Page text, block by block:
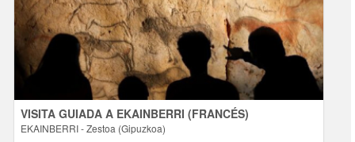
VISITA GUIADA A EKAINBERRI (FRANCÉS)
EKAINBERRI- Zestoa (Gipuzkoa)
EKAINBERRI
- Zestoa (Gipuzkoa)
Actividades